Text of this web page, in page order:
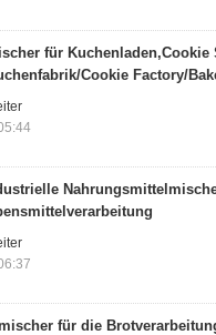
für
Cookie Factory/
für die